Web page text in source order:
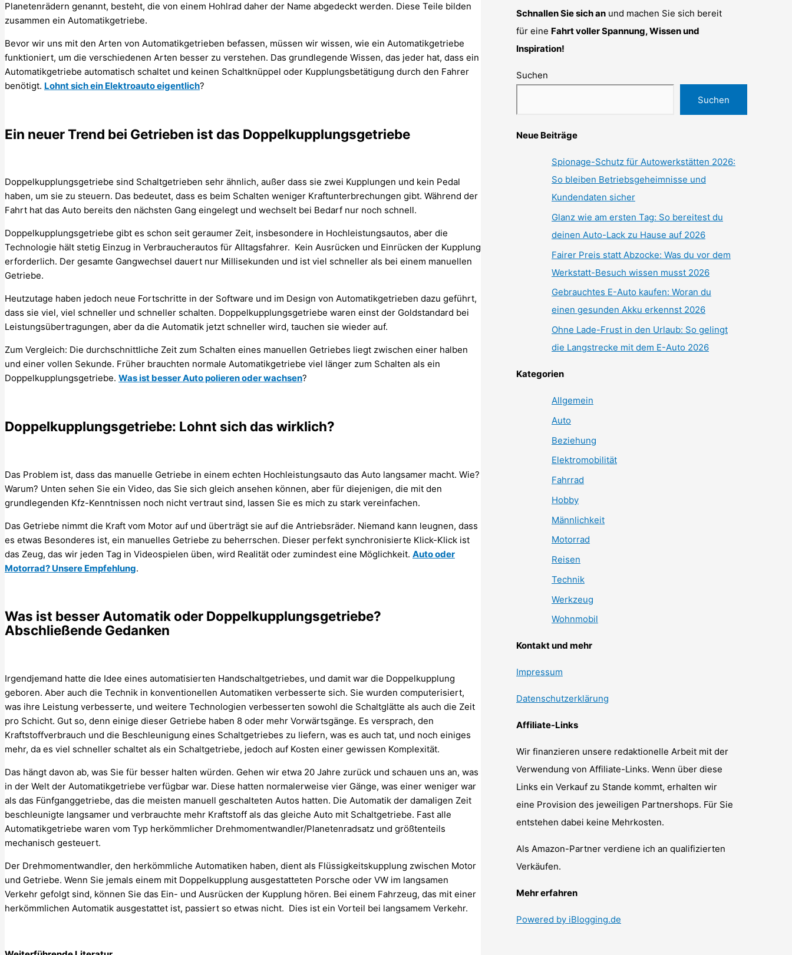
Planetenrädern genannt, besteht, die von einem Hohlrad daher der Name abgedeckt werden. Diese Teile bilden
zusammen ein Automatikgetriebe.
Bevor wir uns mit den Arten von Automatikgetrieben befassen, müssen wir wissen, wie ein Automatikgetriebe
funktioniert, um die verschiedenen Arten besser zu verstehen. Das grundlegende Wissen, das jeder hat, dass ein
Automatikgetriebe automatisch schaltet und keinen Schaltknüppel oder Kupplungsbetätigung durch den Fahrer
benötigt. Lohnt sich ein Elektroauto eigentlich?
Ein neuer Trend bei Getrieben ist das Doppelkupplungsgetriebe
Doppelkupplungsgetriebe sind Schaltgetrieben sehr ähnlich, außer dass sie zwei Kupplungen und kein Pedal
haben, um sie zu steuern. Das bedeutet, dass es beim Schalten weniger Kraftunterbrechungen gibt. Während der
Fahrt hat das Auto bereits den nächsten Gang eingelegt und wechselt bei Bedarf nur noch schnell.
Doppelkupplungsgetriebe gibt es schon seit geraumer Zeit, insbesondere in Hochleistungsautos, aber die
Technologie hält stetig Einzug in Verbraucherautos für Alltagsfahrer. Kein Ausrücken und Einrücken der Kupplung
erforderlich. Der gesamte Gangwechsel dauert nur Millisekunden und ist viel schneller als bei einem manuellen
Getriebe.
Heutzutage haben jedoch neue Fortschritte in der Software und im Design von Automatikgetrieben dazu geführt,
dass sie viel, viel schneller und schneller schalten. Doppelkupplungsgetriebe waren einst der Goldstandard bei
Leistungsübertragungen, aber da die Automatik jetzt schneller wird, tauchen sie wieder auf.
Zum Vergleich: Die durchschnittliche Zeit zum Schalten eines manuellen Getriebes liegt zwischen einer halben
und einer vollen Sekunde. Früher brauchten normale Automatikgetriebe viel länger zum Schalten als ein
Doppelkupplungsgetriebe. Was ist besser Auto polieren oder wachsen?
Doppelkupplungsgetriebe: Lohnt sich das wirklich?
Das Problem ist, dass das manuelle Getriebe in einem echten Hochleistungsauto das Auto langsamer macht. Wie?
Warum? Unten sehen Sie ein Video, das Sie sich gleich ansehen können, aber für diejenigen, die mit den
grundlegenden Kfz-Kenntnissen noch nicht vertraut sind, lassen Sie es mich zu stark vereinfachen.
Das Getriebe nimmt die Kraft vom Motor auf und überträgt sie auf die Antriebsräder. Niemand kann leugnen, dass
es etwas Besonderes ist, ein manuelles Getriebe zu beherrschen. Dieser perfekt synchronisierte Klick-Klick ist
das Zeug, das wir jeden Tag in Videospielen üben, wird Realität oder zumindest eine Möglichkeit. Auto oder
Motorrad? Unsere Empfehlung.
Was ist besser Automatik oder Doppelkupplungsgetriebe?
Abschließende Gedanken
Irgendjemand hatte die Idee eines automatisierten Handschaltgetriebes, und damit war die Doppelkupplung
geboren. Aber auch die Technik in konventionellen Automatiken verbesserte sich. Sie wurden computerisiert,
was ihre Leistung verbesserte, und weitere Technologien verbesserten sowohl die Schaltglätte als auch die Zeit
pro Schicht. Gut so, denn einige dieser Getriebe haben 8 oder mehr Vorwärtsgänge. Es versprach, den
Kraftstoffverbrauch und die Beschleunigung eines Schaltgetriebes zu liefern, was es auch tat, und noch einiges
mehr, da es viel schneller schaltet als ein Schaltgetriebe, jedoch auf Kosten einer gewissen Komplexität.
Das hängt davon ab, was Sie für besser halten würden. Gehen wir etwa 20 Jahre zurück und schauen uns an, was
in der Welt der Automatikgetriebe verfügbar war. Diese hatten normalerweise vier Gänge, was einer weniger war
als das Fünfganggetriebe, das die meisten manuell geschalteten Autos hatten. Die Automatik der damaligen Zeit
beschleunigte langsamer und verbrauchte mehr Kraftstoff als das gleiche Auto mit Schaltgetriebe. Fast alle
Automatikgetriebe waren vom Typ herkömmlicher Drehmomentwandler/Planetenradsatz und größtenteils
mechanisch gesteuert.
Der Drehmomentwandler, den herkömmliche Automatiken haben, dient als Flüssigkeitskupplung zwischen Motor
und Getriebe. Wenn Sie jemals einem mit Doppelkupplung ausgestatteten Porsche oder VW im langsamen
Verkehr gefolgt sind, können Sie das Ein- und Ausrücken der Kupplung hören. Bei einem Fahrzeug, das mit einer
herkömmlichen Automatik ausgestattet ist, passiert so etwas nicht. Dies ist ein Vorteil bei langsamem Verkehr.
Schnallen Sie sich an und machen Sie sich bereit
für eine Fahrt voller Spannung, Wissen und
Inspiration!
Suchen
Suchen
Neue Beiträge
Spionage-Schutz für Autowerkstätten 2026:
So bleiben Betriebsgeheimnisse und
Kundendaten sicher
Glanz wie am ersten Tag: So bereitest du
deinen Auto-Lack zu Hause auf 2026
Fairer Preis statt Abzocke: Was du vor dem
Werkstatt-Besuch wissen musst 2026
Gebrauchtes E-Auto kaufen: Woran du
einen gesunden Akku erkennst 2026
Ohne Lade-Frust in den Urlaub: So gelingt
die Langstrecke mit dem E-Auto 2026
Kategorien
Allgemein
Auto
Beziehung
Elektromobilität
Fahrrad
Hobby
Männlichkeit
Motorrad
Reisen
Technik
Werkzeug
Wohnmobil
Kontakt und mehr
Impressum
Datenschutzerklärung
Affiliate-Links
Wir finanzieren unsere redaktionelle Arbeit mit der
Verwendung von Affiliate-Links. Wenn über diese
Links ein Verkauf zu Stande kommt, erhalten wir
eine Provision des jeweiligen Partnershops. Für Sie
entstehen dabei keine Mehrkosten.
Als Amazon-Partner verdiene ich an qualifizierten
Verkäufen.
Mehr erfahren
Powered by iBlogging.de